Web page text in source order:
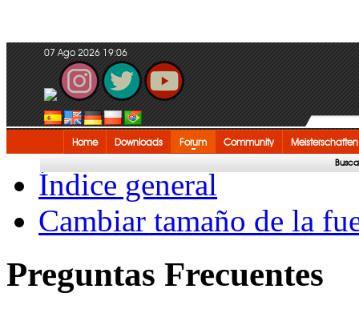
07 Ago 2026 19:06
Home Downloads Forum Community Meisterschaften
Índice general
Cambiar tamaño de la
Preguntas Frecuentes